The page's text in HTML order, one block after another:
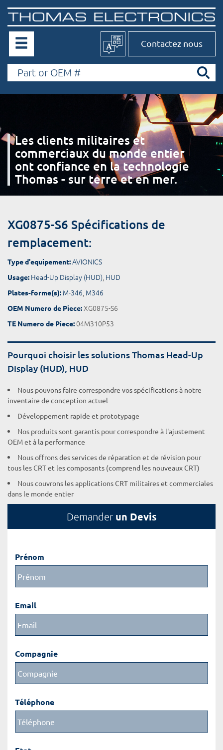
Contactez nous
Les clients militaires et
commerciaux du monde entier
ont confiance en la technologie
Thomas - sur terre et en mer.
XG0875-S6 Spécifications de
remplacement:
Type d'equipement:AVIONICS
Usage: Head-Up Display (HUD), HUD
Plates-forme(s): M-346, M346
OEM Numero de Piece:XG0875-S6
TE Numero de Piece:04M310P53
Pourquoi choisir les solutions Thomas Head-Up
Display (HUD), HUD
Nous pouvons faire correspondre vos spécifications à notre
inventaire de conception actuel
Développement rapide et prototypage
Nos produits sont garantis pour correspondre à l'ajustement
OEM et à la performance
Nous offrons des services de réparation et de révision pour
tous les CRT et les composants (comprend les nouveaux CRT)
Nous couvrons les applications CRT militaires et commerciales
dans le monde entier
Demander un Devis
Prénom
Email
Compagnie
Téléphone